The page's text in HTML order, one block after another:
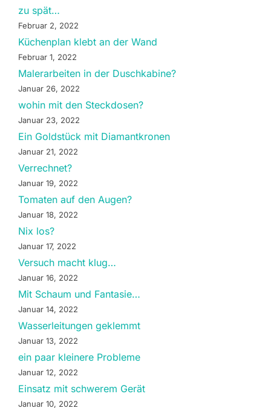
zu spät…
Februar 2, 2022
Küchenplan klebt an der Wand
Februar 1, 2022
Malerarbeiten in der Duschkabine?
Januar 26, 2022
wohin mit den Steckdosen?
Januar 23, 2022
Ein Goldstück mit Diamantkronen
Januar 21, 2022
Verrechnet?
Januar 19, 2022
Tomaten auf den Augen?
Januar 18, 2022
Nix los?
Januar 17, 2022
Versuch macht klug…
Januar 16, 2022
Mit Schaum und Fantasie…
Januar 14, 2022
Wasserleitungen geklemmt
Januar 13, 2022
ein paar kleinere Probleme
Januar 12, 2022
Einsatz mit schwerem Gerät
Januar 10, 2022